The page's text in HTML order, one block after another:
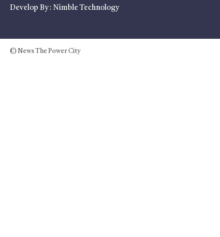
Develop By : Nimble Technology
© News The Power City